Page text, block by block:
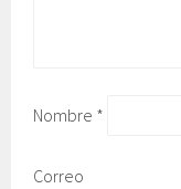
Nombre *
Correo